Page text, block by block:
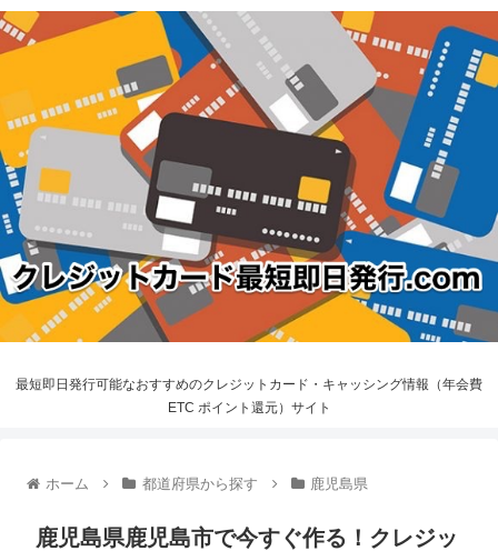
最短即日発行可能なおすすめのクレジットカード・キャッシング情報（年会費
ETC ポイント還元）サイト
ホーム 都道府県から探す 鹿児島県
鹿児島県鹿児島市で今すぐ作る！クレジッ